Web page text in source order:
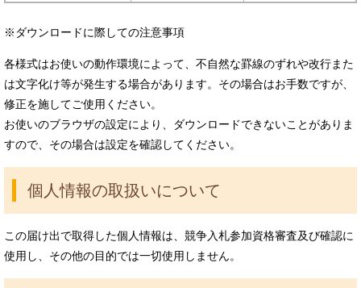
※ダウンロードに際しての注意事項
各様式はお使いの動作環境によって、不自然な罫線のずれや改行また
は文字化け等が発生する場合があります。その場合はお手数ですが、
修正を施してご使用ください。
お使いのブラウザの設定により、ダウンロードできないことがありま
すので、その場合は設定を確認してください。
個人情報の取扱いについて
この届け出で取得した個人情報は、競争入札参加資格審査及び確認に
使用し、その他の目的では一切使用しません。